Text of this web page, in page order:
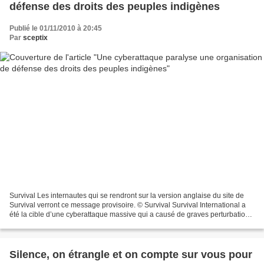
défense des droits des peuples indigènes
Publié le 01/11/2010 à 20:45
Par sceptix
Survival Les internautes qui se rendront sur la version anglaise du site de
Survival verront ce message provisoire. © Survival Survival International a
été la cible d’une cyberattaque massive qui a causé de graves perturbations
Silence, on étrangle et on compte sur vous pour